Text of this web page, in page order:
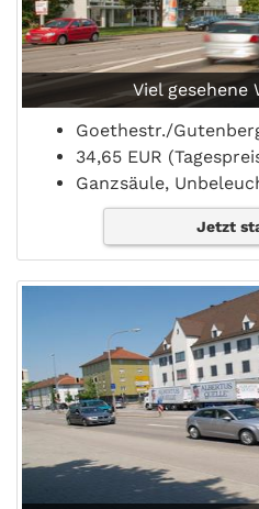
Viel gesehene
Goethestr./
34,65 EUR
Ganzsäule,
Jetzt